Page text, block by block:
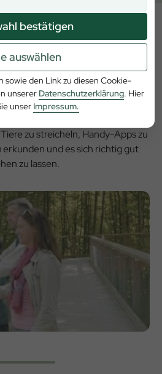
bestätigen
auswählen
sowie den Link zu diesen Cookie-
unserer Datenschutzerklärung. Hier
unser Impressum.
im Wald:
Sie den
zu streicheln, Handy-Apps zu
und es sich richtig gut
zu lassen.